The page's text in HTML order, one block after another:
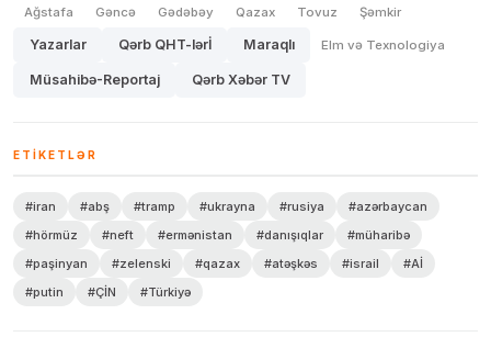
Ağstafa Gəncə Gədəbəy Qazax Tovuz Şəmkir
Yazarlar Qərb QHT-lərİ Maraqlı Elm və Texnologiya
Müsahibə-Reportaj Qərb Xəbər TV
ETIKETLƏR
#iran #abş #tramp #ukrayna #rusiya
#azərbaycan
#hörmüz
#neft #ermənistan #danışıqlar
#müharibə
#paşinyan
#zelenski #qazax #atəşkəs #israil
#Aİ
#putin
#ÇİN #Türkiyə